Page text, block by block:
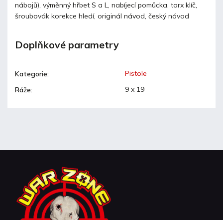
nábojů), výměnný hřbet S a L, nabíjecí pomůcka, torx klíč,
šroubovák korekce hledí, originál návod, český návod
Doplňkové parametry
Kategorie:
Pistole
Ráže: 9 x 19